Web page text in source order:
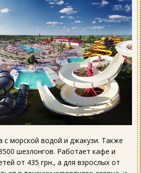
с морской водой и джакузи. Также
шезлонгов. Работает кафе и
от 435 грн., а для взрослых от